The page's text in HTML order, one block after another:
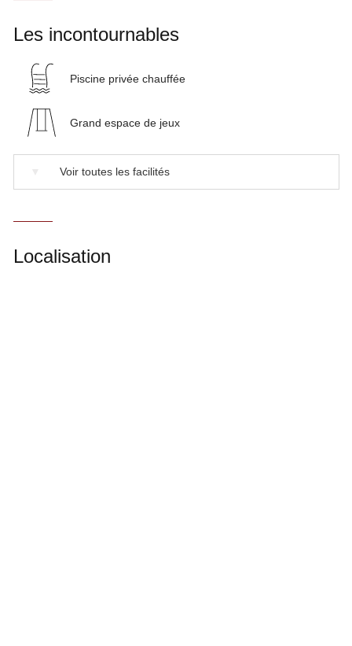
Les incontournables
Piscine privée chauffée
Grand espace de jeux
Voir toutes les facilités
Localisation